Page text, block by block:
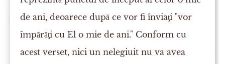
de ani, deoarece după ce vor fi înviaţi "vor
împărăţi cu El o mie de ani." Conform cu
acest verset, nici un nelegiuit nu va avea